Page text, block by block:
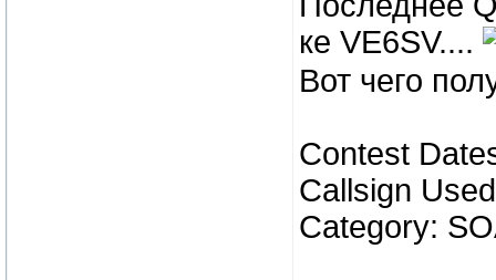
ке VE6SV....
Вот чего
Contest
Callsign
Category: